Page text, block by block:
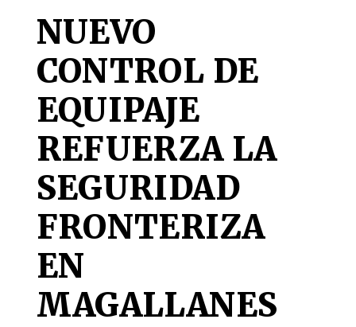
NUEVO
CONTROL DE
EQUIPAJE
REFUERZA LA
SEGURIDAD
FRONTERIZA
EN
MAGALLANES